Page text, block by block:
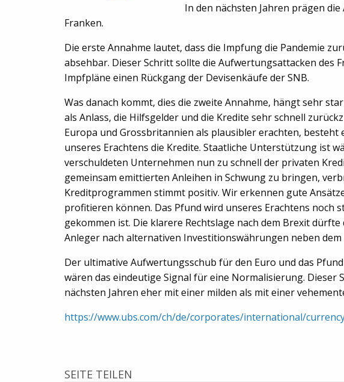
In den nächsten Jahren prägen
Franken.
Die erste Annahme lautet, dass die Impfung die Pandemie
absehbar. Dieser Schritt sollte die Aufwertungsattacken des
Impfpläne einen Rückgang der Devisenkäufe der SNB.
Was danach kommt, dies die zweite Annahme, hängt sehr
als Anlass, die Hilfsgelder und die Kredite sehr schnell
Europa und Grossbritannien als plausibler erachten,
unseres Erachtens die Kredite. Staatliche Unterstützung ist
verschuldeten Unternehmen nun zu schnell der privaten
gemeinsam emittierten Anleihen in Schwung zu bringen,
Kreditprogrammen stimmt positiv. Wir erkennen gute
profitieren können. Das Pfund wird unseres Erachtens
gekommen ist. Die klarere Rechtslage nach dem Brexit
Anleger nach alternativen Investitionswährungen neben dem
Der ultimative Aufwertungsschub für den Euro und das
wären das eindeutige Signal für eine Normalisierung.
nächsten Jahren eher mit einer milden als mit einer
https://www.ubs.com/ch/de/corporates/international/
SEITE TEILEN